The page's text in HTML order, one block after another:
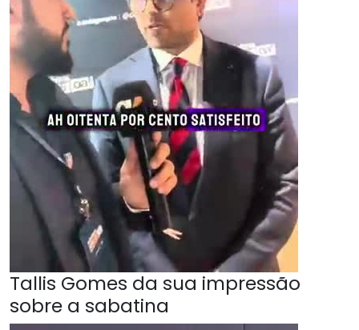
Tallis Gomes da sua impressão
sobre a sabatina